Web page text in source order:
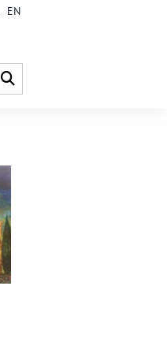
EN